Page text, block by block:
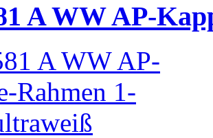
A WW AP-